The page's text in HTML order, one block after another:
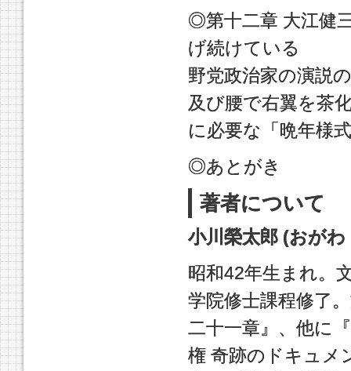
◎第十二章 大江健
げ続けている
野党政治家の演説
及び腰で右翼を茶
に必要な「晩年様
◎あとがき
著者について
小川榮太郎 (おが
昭和42年生まれ。
学院修士課程修了
二十一章』、他に
権 奇跡のドキュメ